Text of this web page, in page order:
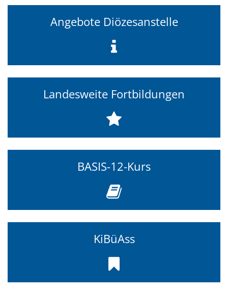
Angebote Diözesanstelle
Landesweite Fortbildungen
BASIS-12-Kurs
KiBüAss